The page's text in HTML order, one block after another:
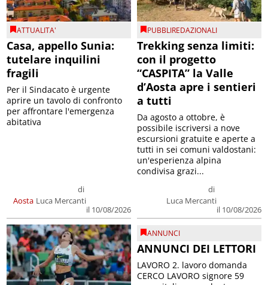
ATTUALITA'
Casa, appello Sunia:
tutelare inquilini
fragili
Aosta
di
Luca Mercanti
il 10/08/2026
Per il Sindacato è urgente
aprire un tavolo di confronto
per affrontare l'emergenza
abitativa
PUBBLIREDAZIONALI
Trekking senza limiti:
con il progetto
“CASPITA” la Valle
d’Aosta apre i sentieri
a tutti
di
Luca Mercanti
il 10/08/2026
Da agosto a ottobre, è
possibile iscriversi a nove
escursioni gratuite e aperte a
tutti in sei comuni valdostani:
un'esperienza alpina
condivisa grazi...
ANNUNCI
ANNUNCI DEI LETTORI
LAVORO 2. lavoro domanda
CERCO LAVORO signore 59